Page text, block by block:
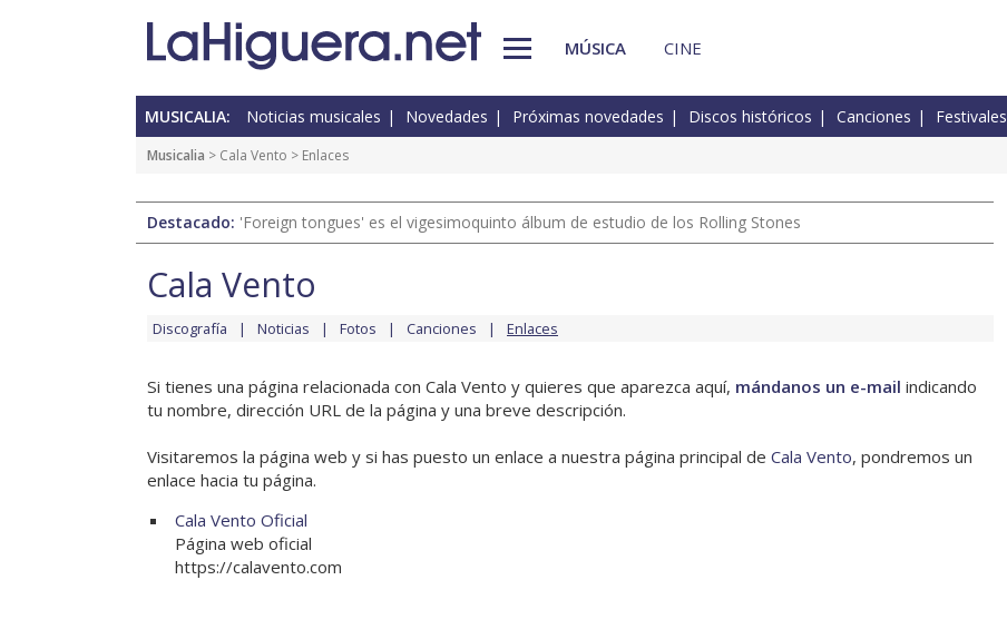
MÚSICA CINE
MUSICALIA: Noticias musicales Novedades Próximas novedades Discos históricos Canciones Festivales
Musicalia > Cala Vento > Enlaces
Destacado: 'Foreign tongues' es el vigesimoquinto álbum de estudio de los Rolling Stones
Cala Vento
Discografía Noticias Fotos Canciones Enlaces
Si tienes una página relacionada con Cala Vento y quieres que aparezca aquí, mándanos un e-mail indicando
tu nombre, dirección URL de la página y una breve descripción.
Visitaremos la página web y si has puesto un enlace a nuestra página principal de Cala Vento, pondremos un
enlace hacia tu página.
Cala Vento Oficial
Página web oficial
https://calavento.com